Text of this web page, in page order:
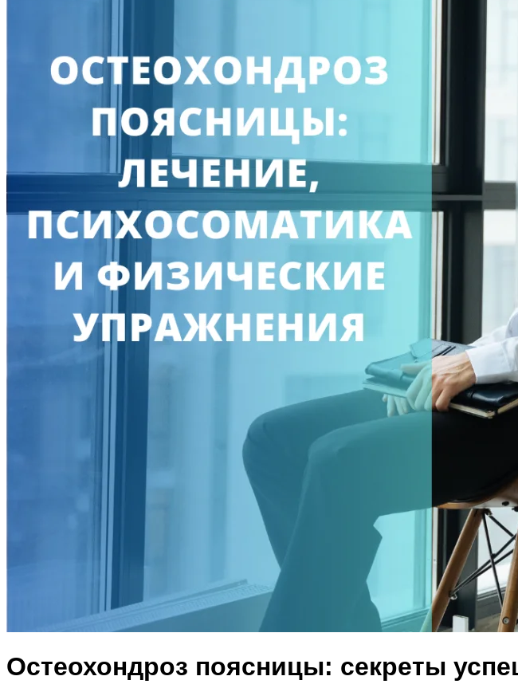
Остеохондроз поясницы: секреты